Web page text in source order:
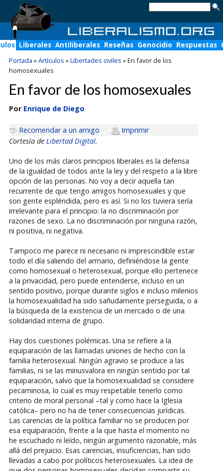
Liberales Antiliberales Reseñas Genocidio Respuestas
Portada »Artículos »Libertades civiles »En favor de los
homosexuales
En favor de los homosexuales
Por Enrique de Diego
Recomendar a un amigo
Imprimir
Cortesía de Libertad Digital.
Uno de los más claros principios liberales es la defensa
de la igualdad de todos ante la ley y del respeto a la libre
opción de las personas. No voy a decir aquella tan
recurrente de que tengo amigos homosexuales y que
son gente espléndida, pero es así. Si no los tuviera sería
irrelevante para el principio: la no discriminación por
razones de sexo. La no discriminación por ninguna razón,
ni positiva, ni negativa.
Tampoco me parece ni necesario ni imprescindible estar
todo el día saliendo del armario, definiéndose la gente
como homosexual o heterosexual, porque ello pertenece
a la privacidad, pero puede entenderse, incluso en un
sentido positivo, porque durante siglos e incluso milenios
la homosexualidad ha sido sañudamente perseguida, o a
la búsqueda de la existencia de un mercado o de una
solidaridad interna de grupo.
Hay dos cuestiones polémicas. Una se refiere a la
equiparación de las llamadas uniones de hecho con la
familia heterosexual. Ningún agravio se produce a las
familias, ni se las minusvalora en ningún sentido por tal
equiparación, salvo que la homosexualidad se considere
pecaminosa, lo cual es muy respetable tenerlo como
criterio de moral personal –tal y como hace la Iglesia
católica– pero no ha de tener consecuencias jurídicas.
Las carencias de la política familiar no se producen por
esa equiparación, frente a la que hasta el momento no
he escuchado ni leído, ningún argumento razonable, más
allá del prejuicio. Esas carencias, insuficiencias, han sido
llevadas a cabo por políticos heterosexuales. La idea de